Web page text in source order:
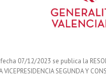
07/12/2023 se publica la
SEGUNDA Y